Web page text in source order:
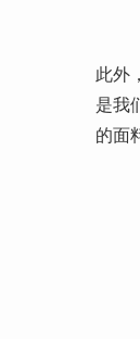
此外
是我
的面